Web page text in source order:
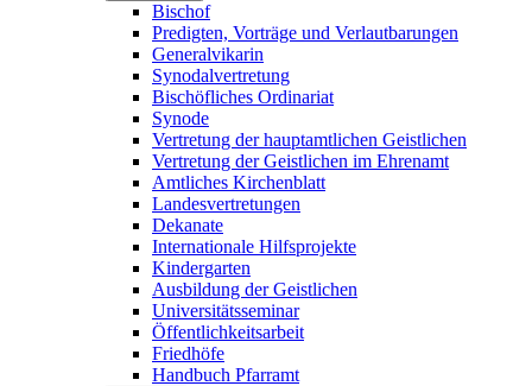
Bischof
Predigten, Vorträge und Verlautbarungen
Generalvikarin
Synodalvertretung
Bischöfliches Ordinariat
Synode
Vertretung der hauptamtlichen Geistlichen
Vertretung der Geistlichen im Ehrenamt
Amtliches Kirchenblatt
Landesvertretungen
Dekanate
Internationale Hilfsprojekte
Kindergarten
Ausbildung der Geistlichen
Universitätsseminar
Öffentlichkeitsarbeit
Friedhöfe
Handbuch Pfarramt